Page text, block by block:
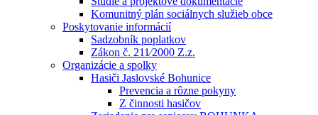
Komunitný plán sociálnych služieb obce
Poskytovanie informácií
Sadzobník poplatkov
Zákon č. 211⁄2000 Z.z.
Organizácie a spolky
Hasiči Jaslovské Bohunice
Prevencia a rôzne pokyny
Z činnosti hasičov